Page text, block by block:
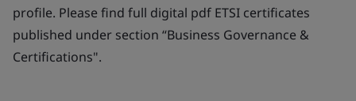
profile. Please find full digital pdf ETSI certificates
published under section “Business Governance &
Certifications".